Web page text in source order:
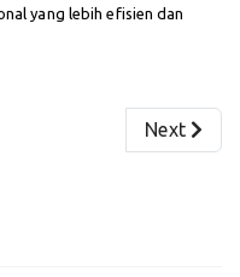
yang lebih efisien dan
2.0: Saat AI dan
Next
Next